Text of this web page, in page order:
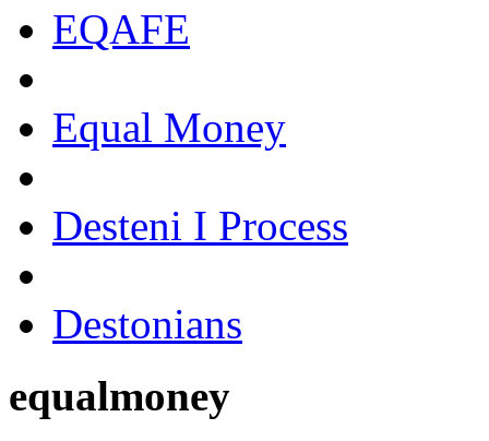
EQAFE
Equal Money
Desteni I Process
Destonians
equalmoney